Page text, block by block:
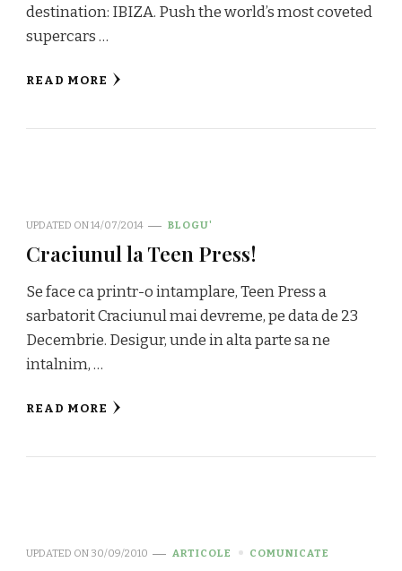
destination: IBIZA. Push the world’s most coveted
supercars …
READ MORE
UPDATED ON14/07/2014 BLOGU'
Craciunul la Teen Press!
Se face ca printr-o intamplare, Teen Press a
sarbatorit Craciunul mai devreme, pe data de 23
Decembrie. Desigur, unde in alta parte sa ne
intalnim, …
READ MORE
UPDATED ON 30/09/2010 ARTICOLE COMUNICATE